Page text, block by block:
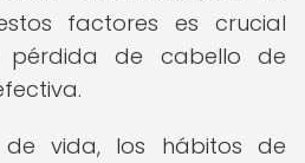
factores es crucial
de cabello de
de vida, los hábitos de